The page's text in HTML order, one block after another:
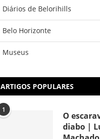
Diários de Belorihills
Belo Horizonte
Museus
ARTIGOS POPULARES
1
O
diabo |